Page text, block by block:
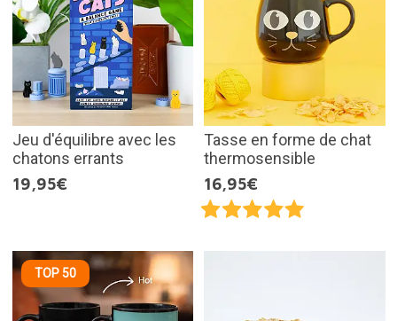
Jeu d'équilibre avec les
chatons errants
19,95€
Tasse en forme de chat
thermosensible
16,95€
TOP 50